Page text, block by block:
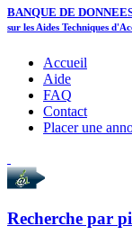
BANQUE DE
sur les Aides Techniques
Accueil
Aide
FAQ
Contact
Placer une
Recherche par